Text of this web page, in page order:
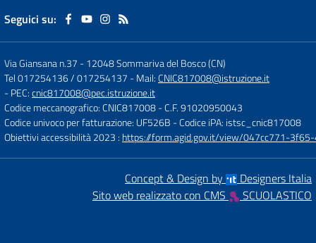
Seguici su:
Via Giansana n.37 -12048 Sommariva del Bosco (CN)
Tel 017254136 / 017254137 - Mail:CNIC817008@istruzione.it
- PEC:cnic817008@pec.istruzione.it
Codice meccanografico: CNIC817008- C.F. 91020950043
Codice univoco per fatturazione: UF526B - Codice iPA: istsc_cnic817008
Obiettivi accessibilità 2023 : https://form.agid.gov.it/view/047cc771-
Concept & Design by
Designers Italia
Sito web realizzato con CMS
SCUOLASTICO